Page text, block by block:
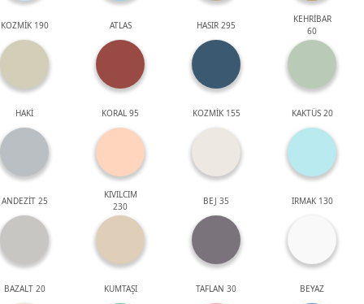
KOZMİK 190 ATLAS HASIR 295
KEHRİBAR
60
HAKİ KORAL 95 KOZMİK 155 KAKTÜS 20
ANDEZİT 25
KIVILCIM
230
BEJ 35 IRMAK 130
BAZALT 20 KUMTAŞI TAFLAN 30 BEYAZ